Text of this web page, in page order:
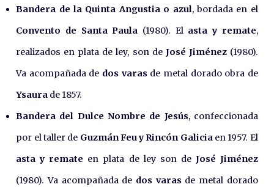
Bandera de la Quinta Angustia o azul, bordada en el
Convento de Santa Paula (1980). El asta y remate,
realizados en plata de ley, son de José Jiménez(1980).
Va acompañada de dos varasde metal dorado obra de
Ysaura de 1857.
Bandera del Dulce Nombre de Jesús, confeccionada
por el taller de Guzmán Feu y Rincón Galiciaen 1957. El
asta y remate en plata de ley son de José Jiménez
(1980). Va acompañada de dos varasde metal dorado